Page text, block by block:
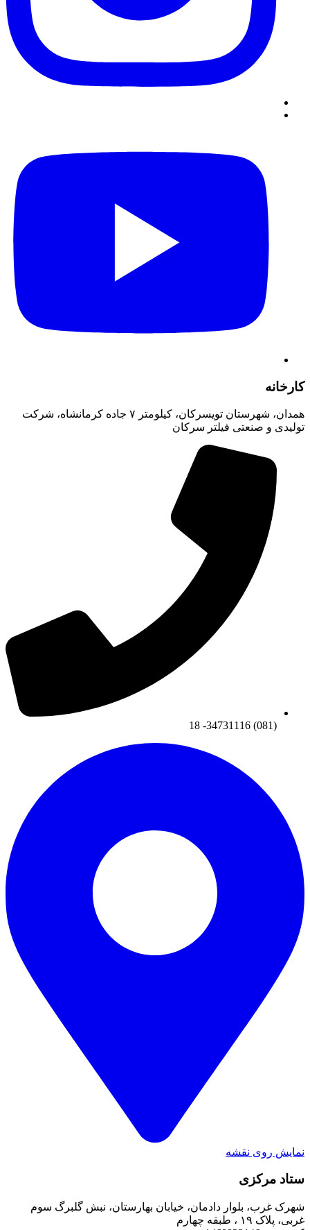
کارخانه
همدان، شهرستان تویسرکان، کیلومتر ۷ جاده کرمانشاه، شرکت
تولیدی و صنعتی فیلتر سرکان
(081) 34731116- 18
نمایش روی نقشه
ستاد مرکزی
شهرک غرب، بلوار دادمان، خیابان بهارستان، نبش گلبرگ سوم
غربی، پلاک ۱۹ ، طبقه چهارم